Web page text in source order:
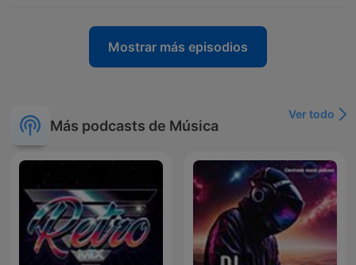
Mostrar más episodios
Más podcasts de Música
Ver todo